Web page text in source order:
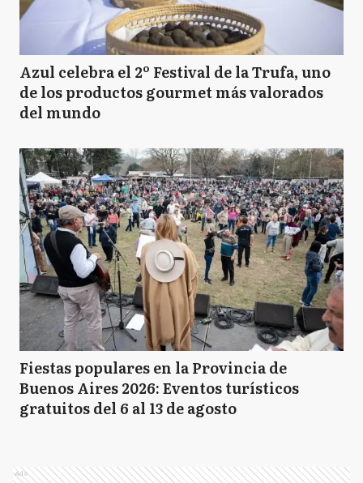
Azul celebra el 2º Festival de la Trufa, uno
de los productos gourmet más valorados
del mundo
Fiestas populares en la Provincia de
Buenos Aires 2026: Eventos turísticos
gratuitos del 6 al 13 de agosto
Ads